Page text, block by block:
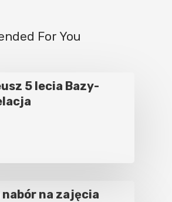
For You
5 lecia Bazy-
nabór na zajęcia